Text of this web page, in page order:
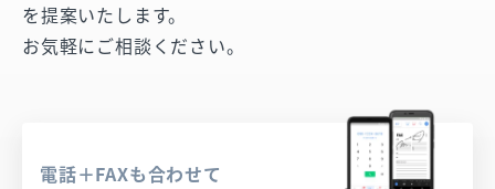
を提案いたします。
お気軽にご相談ください。
電話＋FAXも合わせて